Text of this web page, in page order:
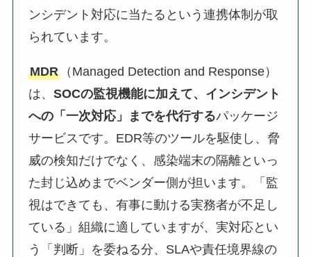
ンシデント対応に当たるという連携体制が取
られています。
MDR （Managed Detection and Response）
は、SOCの監視機能に加えて、インシデント
への「一次対応」までを代行するパッケージ
サービスです。EDR等のツールを駆使し、脅
威の検知だけでなく、感染端末の隔離といっ
た封じ込めまでベンダー側が担います。「監
視はできても、有事に動ける実務者が不足し
ている」組織に適していますが、実対応とい
う「判断」を委ねる分、SLAや責任境界線の